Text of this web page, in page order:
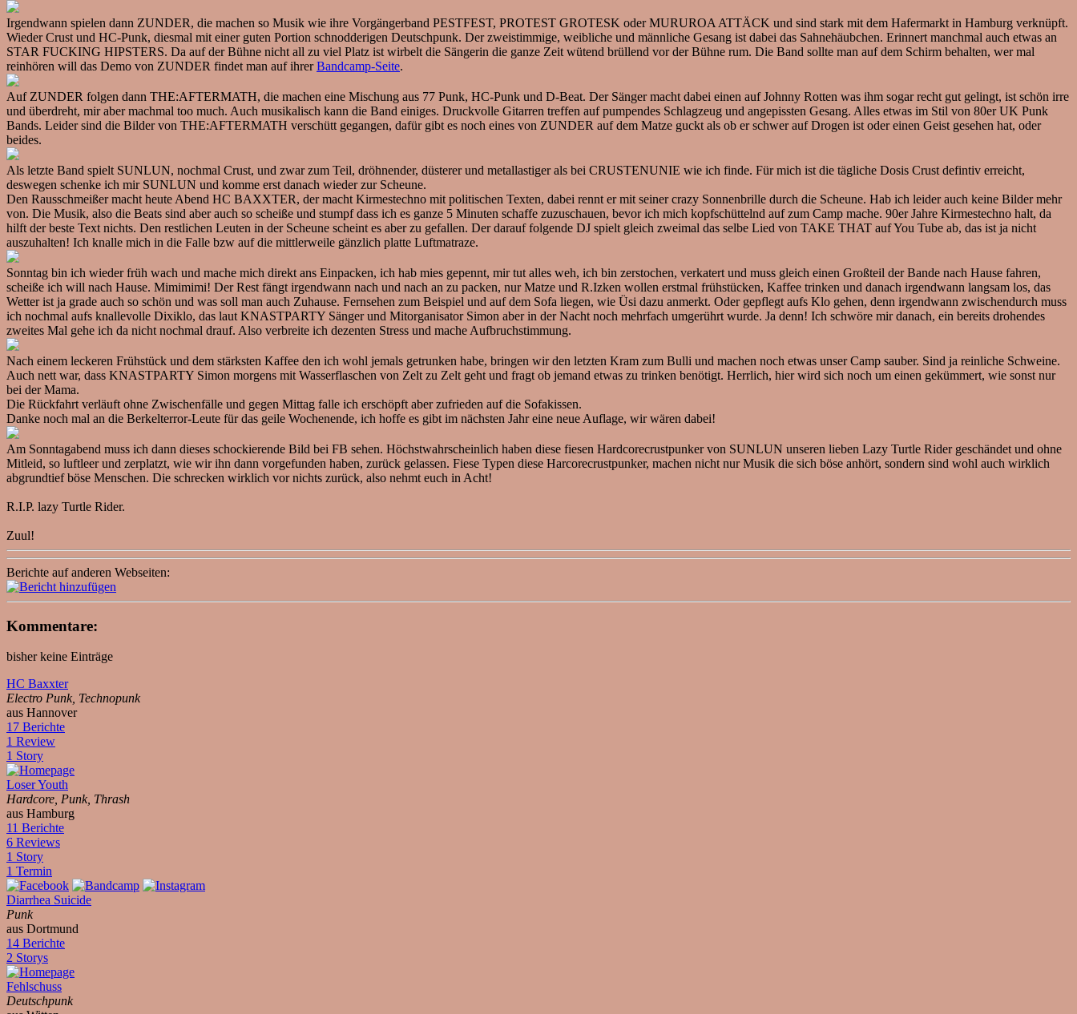
Irgendwann spielen dann ZUNDER, die machen so Musik wie ihre Vorgängerband PESTFEST, PROTEST GROTESK oder MURUROA ATTÄCK und sind stark mit dem Hafermarkt in Hamburg verknüpft.
Wieder Crust und HC-Punk, diesmal mit einer guten Portion schnodderigen Deutschpunk. Der zweistimmige, weibliche und männliche Gesang ist dabei das Sahnehäubchen. Erinnert manchmal auch etwas an
STAR FUCKING HIPSTERS. Da auf der Bühne nicht all zu viel Platz ist wirbelt die Sängerin die ganze Zeit wütend brüllend vor der Bühne rum. Die Band sollte man auf dem Schirm behalten, wer mal
reinhören will das Demo von ZUNDER findet man auf ihrerBandcamp-Seite.
Auf ZUNDER folgen dann THE:AFTERMATH, die machen eine Mischung aus 77 Punk, HC-Punk und D-Beat. Der Sänger macht dabei einen auf Johnny Rotten was ihm sogar recht gut gelingt, ist schön irre
und überdreht, mir aber machmal too much. Auch musikalisch kann die Band einiges. Druckvolle Gitarren treffen auf pumpendes Schlagzeug und angepissten Gesang. Alles etwas im Stil von 80er UK Punk
Bands. Leider sind die Bilder von THE:AFTERMATH verschütt gegangen, dafür gibt es noch eines von ZUNDER auf dem Matze guckt als ob er schwer auf Drogen ist oder einen Geist gesehen hat, oder
beides.
Als letzte Band spielt SUNLUN, nochmal Crust, und zwar zum Teil, dröhnender, düsterer und metallastiger als bei CRUSTENUNIE wie ich finde. Für mich ist die tägliche Dosis Crust defintiv erreicht,
deswegen schenke ich mir SUNLUN und komme erst danach wieder zur Scheune.
Den Rausschmeißer macht heute Abend HC BAXXTER, der macht Kirmestechno mit politischen Texten, dabei rennt er mit seiner crazy Sonnenbrille durch die Scheune. Hab ich leider auch keine Bilder mehr
von. Die Musik, also die Beats sind aber auch so scheiße und stumpf dass ich es ganze 5 Minuten schaffe zuzuschauen, bevor ich mich kopfschüttelnd auf zum Camp mache. 90er Jahre Kirmestechno halt, da
hilft der beste Text nichts. Den restlichen Leuten in der Scheune scheint es aber zu gefallen. Der darauf folgende DJ spielt gleich zweimal das selbe Lied von TAKE THAT auf You Tube ab, das ist ja nicht
auszuhalten! Ich knalle mich in die Falle bzw auf die mittlerweile gänzlich platte Luftmatraze.
Sonntag bin ich wieder früh wach und mache mich direkt ans Einpacken, ich hab mies gepennt, mir tut alles weh, ich bin zerstochen, verkatert und muss gleich einen Großteil der Bande nach Hause fahren,
scheiße ich will nach Hause. Mimimimi! Der Rest fängt irgendwann nach und nach an zu packen, nur Matze und R.Izken wollen erstmal frühstücken, Kaffee trinken und danach irgendwann langsam los, das
Wetter ist ja grade auch so schön und was soll man auch Zuhause. Fernsehen zum Beispiel und auf dem Sofa liegen, wie Üsi dazu anmerkt. Oder gepflegt aufs Klo gehen, denn irgendwann zwischendurch muss
ich nochmal aufs knallevolle Dixiklo, das laut KNASTPARTY Sänger und Mitorganisator Simon aber in der Nacht noch mehrfach umgerührt wurde. Ja denn! Ich schwöre mir danach, ein bereits drohendes
zweites Mal gehe ich da nicht nochmal drauf. Also verbreite ich dezenten Stress und mache Aufbruchstimmung.
Nach einem leckeren Frühstück und dem stärksten Kaffee den ich wohl jemals getrunken habe, bringen wir den letzten Kram zum Bulli und machen noch etwas unser Camp sauber. Sind ja reinliche Schweine.
Auch nett war, dass KNASTPARTY Simon morgens mit Wasserflaschen von Zelt zu Zelt geht und fragt ob jemand etwas zu trinken benötigt. Herrlich, hier wird sich noch um einen gekümmert, wie sonst nur
bei der Mama.
Die Rückfahrt verläuft ohne Zwischenfälle und gegen Mittag falle ich erschöpft aber zufrieden auf die Sofakissen.
Danke noch mal an die Berkelterror-Leute für das geile Wochenende, ich hoffe es gibt im nächsten Jahr eine neue Auflage, wir wären dabei!
Am Sonntagabend muss ich dann dieses schockierende Bild bei FB sehen. Höchstwahrscheinlich haben diese fiesen Hardcorecrustpunker von SUNLUN unseren lieben Lazy Turtle Rider geschändet und ohne
Mitleid, so luftleer und zerplatzt, wie wir ihn dann vorgefunden haben, zurück gelassen. Fiese Typen diese Harcorecrustpunker, machen nicht nur Musik die sich böse anhört, sondern sind wohl auch wirklich
abgrundtief böse Menschen. Die schrecken wirklich vor nichts zurück, also nehmt euch in Acht!
R.I.P. lazy Turtle Rider.
Zuul!
Berichte auf anderen Webseiten:
Kommentare:
bisher keine Einträge
HC Baxxter
Electro Punk, Technopunk
aus Hannover
17 Berichte
1 Review
1 Story
Loser Youth
Hardcore, Punk, Thrash
aus Hamburg
11 Berichte
6 Reviews
1 Story
1 Termin
Diarrhea Suicide
Punk
aus Dortmund
14 Berichte
2 Storys
Fehlschuss
Deutschpunk